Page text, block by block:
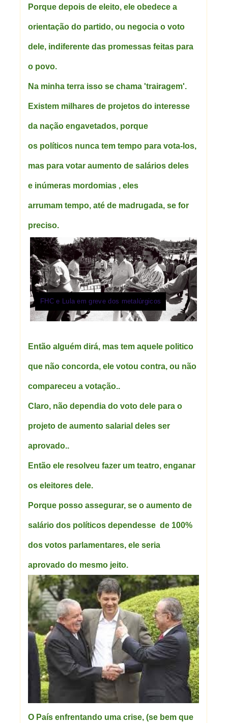
Porque depois de eleito, ele obedece a
orientação do partido, ou negocia o voto
dele, indiferente das promessas feitas para
o povo.
Na minha terra isso se chama 'trairagem'.
Existem milhares de projetos do interesse
da nação engavetados, porque
os políticos nunca tem tempo para vota-los,
mas para votar aumento de salários deles
e inúmeras mordomias , eles
arrumam tempo, até de madrugada, se for
preciso.
FHC e Lula em greve dos metalúrgicos
Então alguém dirá, mas tem aquele politico
que não concorda, ele votou contra, ou não
compareceu a votação..
Claro, não dependia do voto dele para o
projeto de aumento salarial deles ser
aprovado..
Então ele resolveu fazer um teatro, enganar
os eleitores dele.
Porque posso assegurar, se o aumento de
salário dos políticos dependesse de 100%
dos votos parlamentares, ele seria
aprovado do mesmo jeito.
O País enfrentando uma crise, (se bem que